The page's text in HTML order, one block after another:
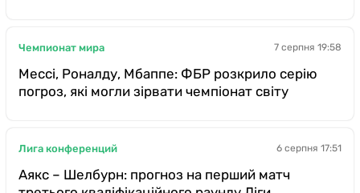
Чемпионат мира 7 серпня 19:58
Мессі, Роналду, Мбаппе: ФБР розкрило серію
погроз, які могли зірвати чемпіонат світу
Лига конференций 6 серпня 17:51
Аякс – Шелбурн: прогноз на перший матч